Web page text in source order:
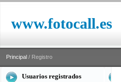
www.fotocall.es
Principal / Registro
Usuarios registrados